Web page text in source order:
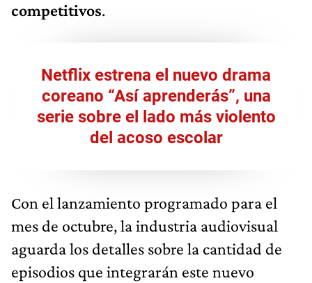
competitivos.
Netflix estrena el nuevo drama
coreano “Así aprenderás”, una
serie sobre el lado más violento
del acoso escolar
Con el lanzamiento programado para el
mes de octubre, la industria audiovisual
aguarda los detalles sobre la cantidad de
episodios que integrarán este nuevo